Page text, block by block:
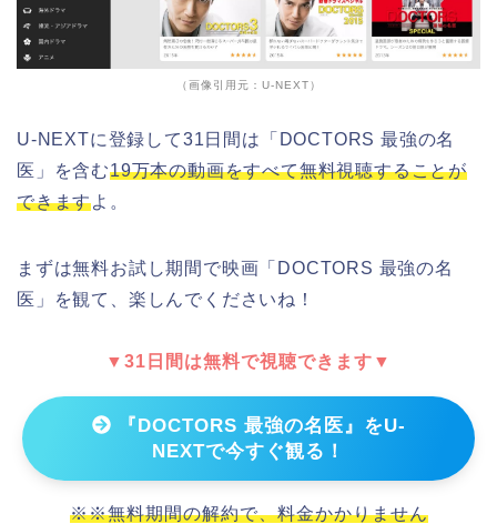
（画像引用元：U-NEXT）
U-NEXTに登録して31日間は「DOCTORS 最強の名
医」を含む19万本の動画をすべて無料視聴することが
できますよ。
まずは無料お試し期間で映画「DOCTORS 最強の名
医」を観て、楽しんでくださいね！
▼31日間は無料で視聴できます▼
『DOCTORS 最強の名医』をU-
NEXTで今すぐ観る！
※※無料期間の解約で、料金かかりません